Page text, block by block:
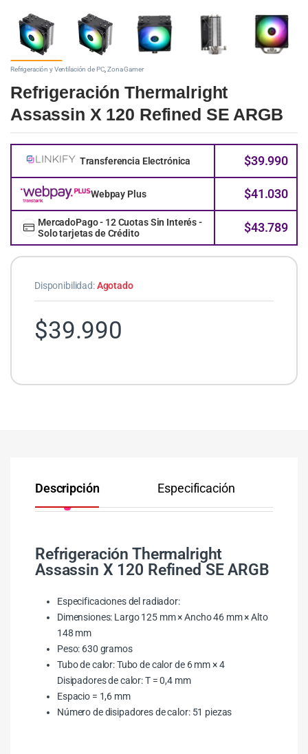
Refrigeración y Ventilación de PC ,Zona Gamer
Refrigeración Thermalright
Assassin X 120 Refined SE ARGB
Transferencia Electrónica $39.990
Webpay Plus $41.030
MercadoPago - 12 Cuotas Sin Interés -
Solo tarjetas de Crédito
$43.789
Disponibilidad:Agotado
$39.990
Descripción Especificación
Refrigeración Thermalright
Assassin X 120 Refined SE ARGB
Especificaciones del radiador:
Dimensiones: Largo 125 mm × Ancho 46 mm × Alto
148 mm
Peso: 630 gramos
Tubo de calor: Tubo de calor de 6 mm × 4
Disipadores de calor: T = 0,4 mm
Espacio = 1,6 mm
Número de disipadores de calor: 51 piezas